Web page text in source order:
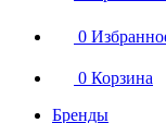
0
0 Корзина
Бренды